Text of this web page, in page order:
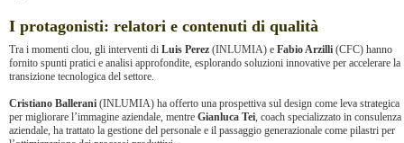
I protagonisti: relatori e contenuti di qualità
Tra i momenti clou, gli interventi di Luis Perez (INLUMIA) e Fabio Arzilli (CFC) hanno
fornito spunti pratici e analisi approfondite, esplorando soluzioni innovative per accelerare la
transizione tecnologica del settore.
Cristiano Ballerani (INLUMIA) ha offerto una prospettiva sul design come leva strategica
per migliorare l’immagine aziendale, mentre Gianluca Tei, coach specializzato in consulenza
aziendale, ha trattato la gestione del personale e il passaggio generazionale come pilastri per